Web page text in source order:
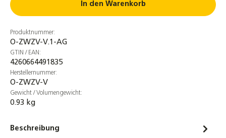
In den Warenkorb
Produktnummer:
O-ZWZV-V.1-AG
GTIN / EAN:
4260664491835
Herstellernummer:
O-ZWZV-V
Gewicht / Volumengewicht:
0.93 kg
Beschreibung